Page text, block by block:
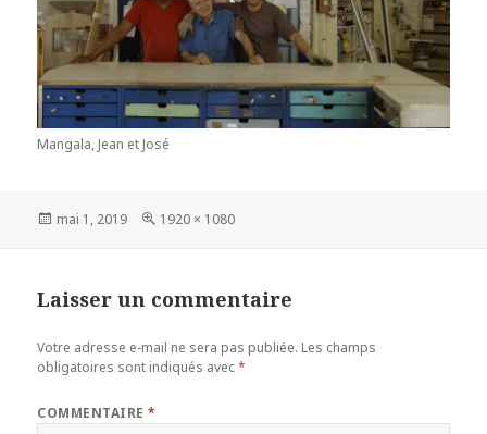
Mangala, Jean et José
Publié
mai 1, 2019
Taille
1920 × 1080
Laisser un commentaire
Votre adresse e-mail ne sera pas publiée. Les champs
obligatoires sont indiqués avec*
COMMENTAIRE*